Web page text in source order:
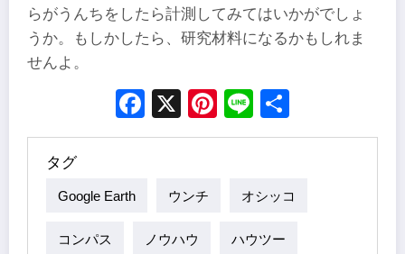
らがうんちをしたら計測してみてはいかがでしょ
うか。もしかしたら、研究材料になるかもしれま
せんよ。
Facebook
X Pinterest
Line
タグ
Google Earth ウンチ オシッコ
コンパス ノウハウ ハウツー